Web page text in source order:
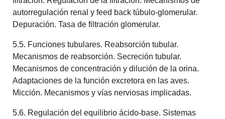
autorregulación renal y feed back túbulo-glomerular.
Depuración. Tasa de filtración glomerular.
5.5. Funciones tubulares. Reabsorción tubular.
Mecanismos de reabsorción. Secreción tubular.
Mecanismos de concentración y dilución de la orina.
Adaptaciones de la función excretora en las aves.
Micción. Mecanismos y vías nerviosas implicadas.
5.6. Regulación del equilibrio ácido-base. Sistemas